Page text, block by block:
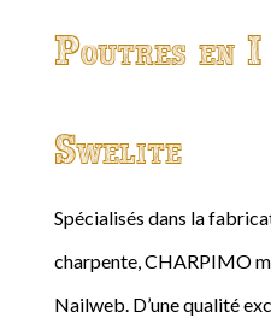
Poutres en
Swelite
Spécialisés dans la
charpente, CHARPIMO
Nailweb. D’une qualité